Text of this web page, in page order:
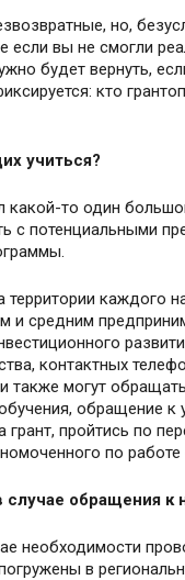
но,
если вы не смогли
будет вернуть,
кто
учиться?
то один
потенциальными
каждого
средним
контактных
также могут
обращение
пройтись по
по
обращения к
необходимости
в